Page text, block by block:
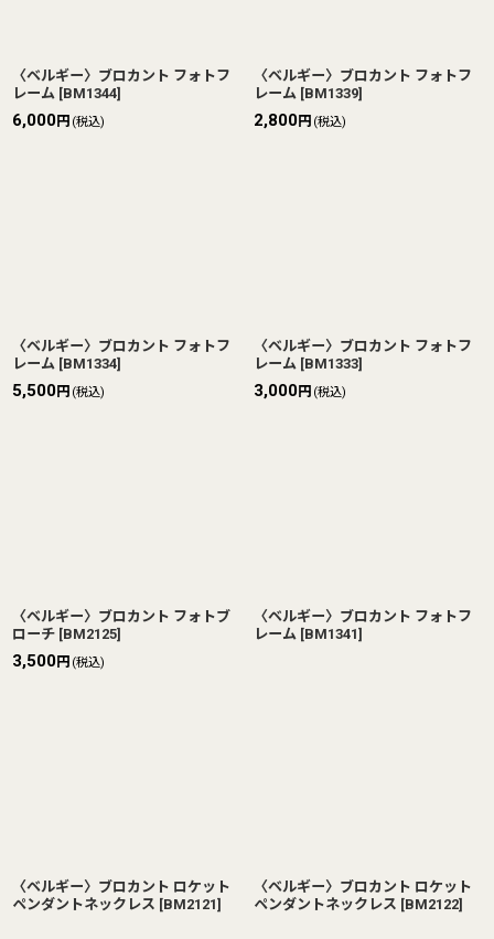
〈ベルギー〉ブロカント フォトフ
レーム [BM1344]
6,000円 (税込)
〈ベルギー〉ブロカント フォトフ
レーム [BM1339]
2,800円 (税込)
〈ベルギー〉ブロカント フォトフ
レーム [BM1334]
5,500円 (税込)
〈ベルギー〉ブロカント フォトフ
レーム [BM1333]
3,000円 (税込)
〈ベルギー〉ブロカント フォトブ
ローチ [BM2125]
3,500円 (税込)
〈ベルギー〉ブロカント フォトフ
レーム [BM1341]
〈ベルギー〉ブロカント ロケット
ペンダントネックレス [BM2121]
〈ベルギー〉ブロカント ロケット
ペンダントネックレス [BM2122]